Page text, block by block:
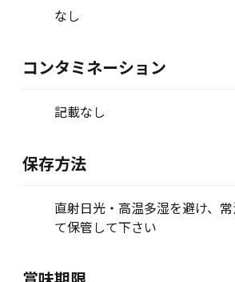
なし
コンタミネーション
記載なし
保存方法
直射日光・高温多湿を避け、
て保管して下さい